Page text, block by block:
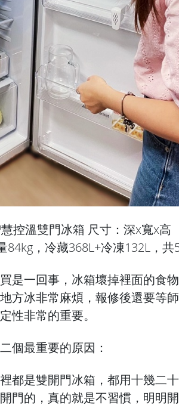
控溫雙門冰箱 尺寸：深x寬x高
，冷藏368L+冷凍132L，共
是一回事，冰箱壞掉裡面的食
方冰非常麻煩，報修後還要等
性非常的重要。
個最重要的原因：
都是雙開門冰箱，都用十幾二
門的，真的就是不習慣，明明